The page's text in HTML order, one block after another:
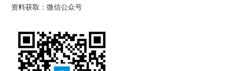
资料获取：微信公众号